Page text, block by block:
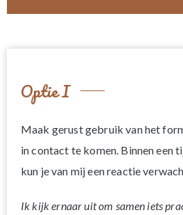
Optie I
Maak gerust gebruik van het
in contact te komen. Binnen een
kun je van mij een reactie
Ik kijk ernaar uit om samen iets